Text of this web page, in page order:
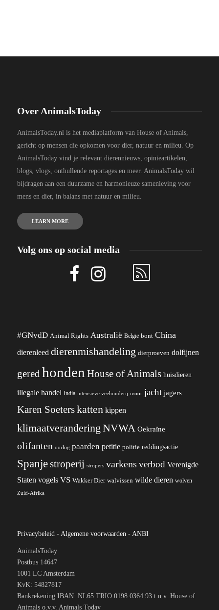
Over AnimalsToday
AnimalsToday.nl is het mediaplatform van House of Animals,
gericht op mensen die opkomen voor dier, natuur en milieu. Op
AnimalsToday vind je relevant dierennieuws, opinieartikelen,
blogs, vlogs, onthullende reportages en meer. AnimalsToday wil
bijdragen aan een duurzame en harmonieuze samenleving voor
mens en dier, in balans met natuur en milieu.
LEARN MORE
Volg ons op social media
#GNvdD Animal Rights Australië België bont China
dierenleed dierenmishandeling dierproeven dolfijnen
geredhonden House of Animals huisdieren
illegale handel India intensieve veehouderij ivoor jacht jagers
Karen Soeterskatten kippen
klimaatverandering NVWA Oekraïne
olifanten oorlog paarden petitie politie reddingsactie
Spanjestroperij stropers varkens verbod Verenigde
Staten vogels VS Wakker Dier walvissen wilde dieren wolven
Zuid-Afrika
Privacybeleid - Algemene voorwaarden - ANBI
AnimalsToday
Postbus 14647
1001 LC Amsterdam
KvK: 54827817
Bankrekening IBAN: NL65 TRIO 0198 0364 93 t.n.v. House of
Animals o.v.v. Animals Today